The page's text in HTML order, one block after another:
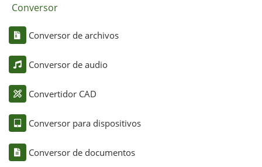
Conversor
Conversor de archivos
Conversor de audio
Convertidor CAD
Conversor para dispositivos
Conversor de documentos